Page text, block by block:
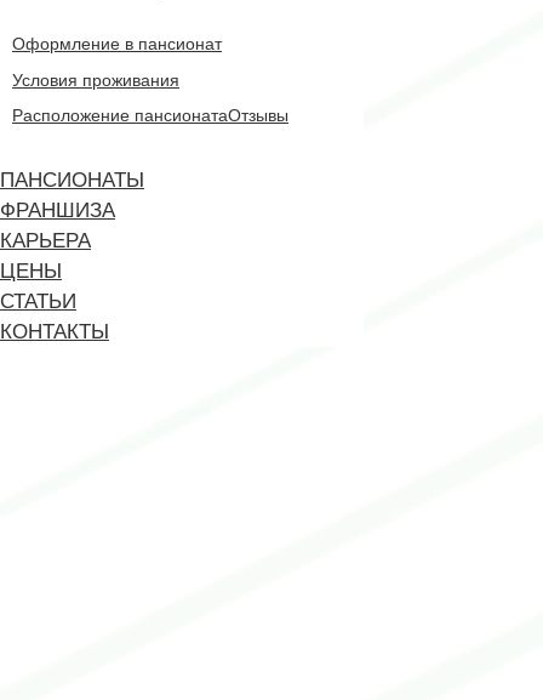
Оформление в пансионат
Условия проживания
Расположение пансионатаОтзывы
ПАНСИОНАТЫ
ФРАНШИЗА
КАРЬЕРА
ЦЕНЫ
СТАТЬИ
КОНТАКТЫ